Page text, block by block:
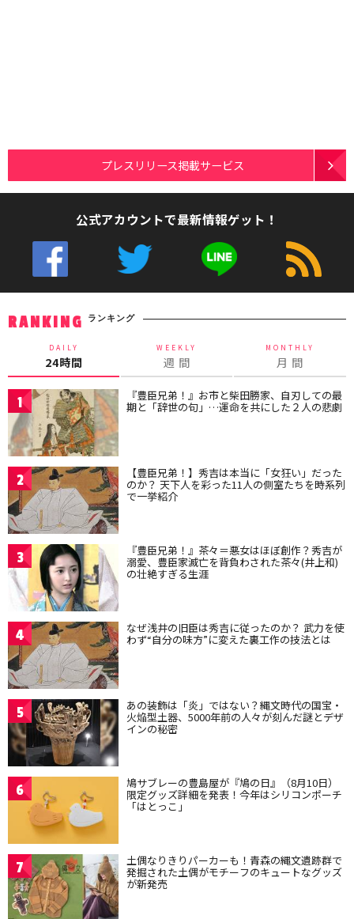
プレスリリース掲載サービス
公式アカウントで最新情報ゲット！
RANKING ランキング
DAILY
24時間
WEEKLY
週 間
MONTHLY
月 間
1 『豊臣兄弟！』お市と柴田勝家、自刃しての最
期と「辞世の句」…運命を共にした２人の悲劇
2 【豊臣兄弟！】秀吉は本当に「女狂い」だった
のか？ 天下人を彩った11人の側室たちを時系列
で一挙紹介
3 『豊臣兄弟！』茶々＝悪女はほぼ創作？秀吉が
溺愛、豊臣家滅亡を背負わされた茶々(井上和)
の壮絶すぎる生涯
4 なぜ浅井の旧臣は秀吉に従ったのか？ 武力を使
わず“自分の味方”に変えた裏工作の技法とは
5 あの装飾は「炎」ではない？縄文時代の国宝・
火焔型土器、5000年前の人々が刻んだ謎とデザ
インの秘密
6 鳩サブレーの豊島屋が『鳩の日』（8月10日）
限定グッズ詳細を発表！今年はシリコンポーチ
「はとっこ」
7 土偶なりきりパーカーも！青森の縄文遺跡群で
発掘された土偶がモチーフのキュートなグッズ
が新発売